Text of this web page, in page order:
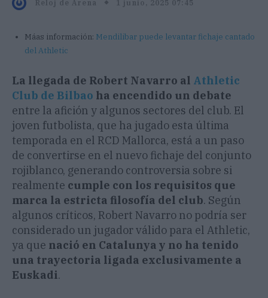
Reloj de Arena 1 junio, 2025 07:45
Máas información: Mendilibar puede levantar fichaje cantado
del Athletic
La llegada de Robert Navarro al Athletic
Club de Bilbao ha encendido un debate
entre la afición y algunos sectores del club. El
joven futbolista, que ha jugado esta última
temporada en el RCD Mallorca, está a un paso
de convertirse en el nuevo fichaje del conjunto
rojiblanco, generando controversia sobre si
realmente cumple con los requisitos que
marca la estricta filosofía del club. Según
algunos críticos, Robert Navarro no podría ser
considerado un jugador válido para el Athletic,
ya que nació en Catalunya y no ha tenido
una trayectoria ligada exclusivamente a
Euskadi.